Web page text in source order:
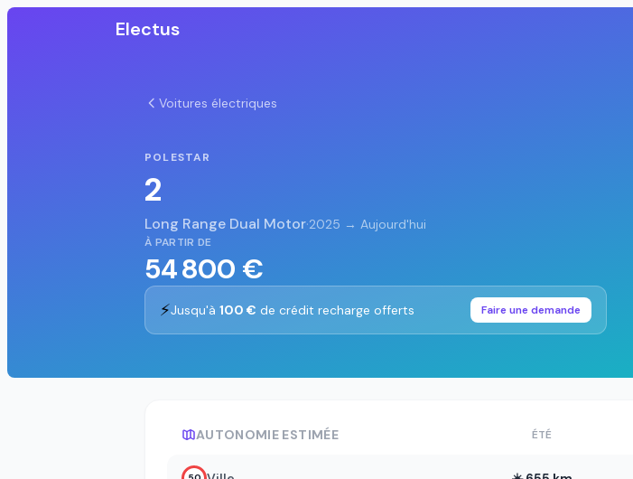
Electus
Voitures électriques
POLESTAR
2
Long Range Dual Motor·2025 → Aujourd'hui
À PARTIR DE
54 800 €
⚡Jusqu'à 100 € de crédit recharge offerts Faire une demande
AUTONOMIE ESTIMÉE ÉTÉ